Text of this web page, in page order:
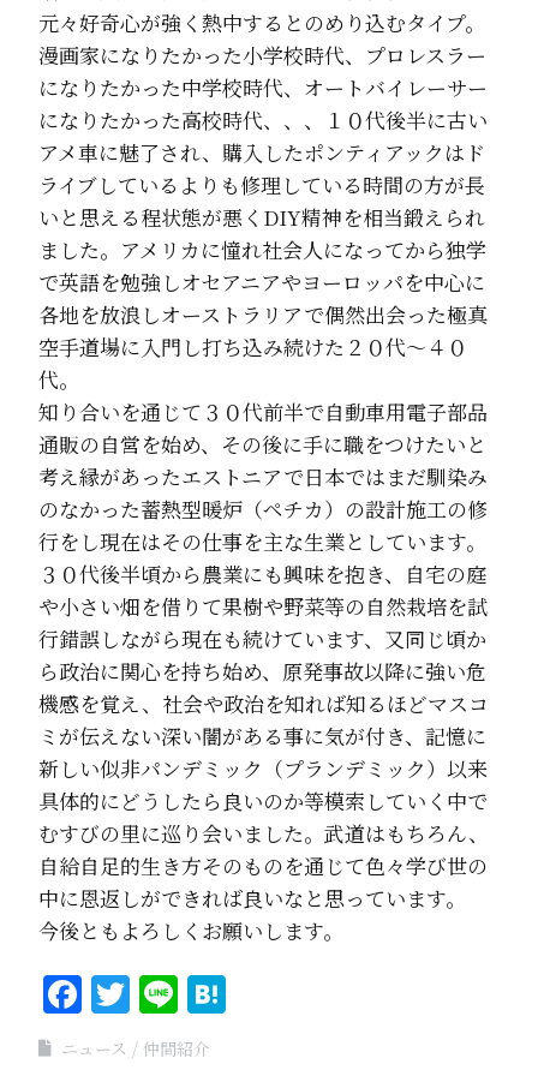
元々好奇心が強く熱中するとのめり込むタイプ。
漫画家になりたかった小学校時代、プロレスラー
になりたかった中学校時代、オートバイレーサー
になりたかった高校時代、、、１０代後半に古い
アメ車に魅了され、購入したポンティアックはド
ライブしているよりも修理している時間の方が長
いと思える程状態が悪くDIY精神を相当鍛えられ
ました。アメリカに憧れ社会人になってから独学
で英語を勉強しオセアニアやヨーロッパを中心に
各地を放浪しオーストラリアで偶然出会った極真
空手道場に入門し打ち込み続けた２０代〜４０
代。
知り合いを通じて３０代前半で自動車用電子部品
通販の自営を始め、その後に手に職をつけたいと
考え縁があったエストニアで日本ではまだ馴染み
のなかった蓄熱型暖炉（ペチカ）の設計施工の修
行をし現在はその仕事を主な生業としています。
３０代後半頃から農業にも興味を抱き、自宅の庭
や小さい畑を借りて果樹や野菜等の自然栽培を試
行錯誤しながら現在も続けています、又同じ頃か
ら政治に関心を持ち始め、原発事故以降に強い危
機感を覚え、社会や政治を知れば知るほどマスコ
ミが伝えない深い闇がある事に気が付き、記憶に
新しい似非パンデミック（プランデミック）以来
具体的にどうしたら良いのか等模索していく中で
むすびの里に巡り会いました。武道はもちろん、
自給自足的生き方そのものを通じて色々学び世の
中に恩返しができれば良いなと思っています。
今後ともよろしくお願いします。
Facebook
Twitter
Line
ニュース 仲間紹介